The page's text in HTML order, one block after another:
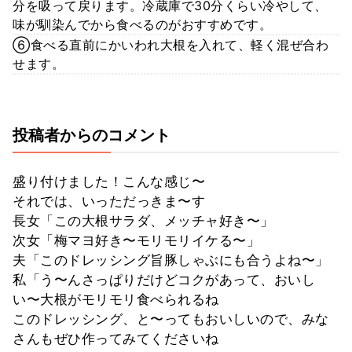
分を吸って戻ります。冷蔵庫で30分くらい冷やして、
味が馴染んでから食べるのがおすすめです。
⑥食べる直前にかいわれ大根を入れて、軽く混ぜ合わ
せます。
投稿者からのコメント
盛り付けました！こんな感じ〜
それでは、いっただっきま〜す
長女「この大根サラダ、メッチャ好き〜」
次女「梅マヨ好き〜モリモリイケる〜」
夫「このドレッシング旨豚しゃぶにも合うよね〜」
私「う〜んさっぱりだけどコクがあって、おいし
い〜大根がモリモリ食べられるね
このドレッシング、と〜ってもおいしいので、みな
さんもぜひ作ってみてくださいね